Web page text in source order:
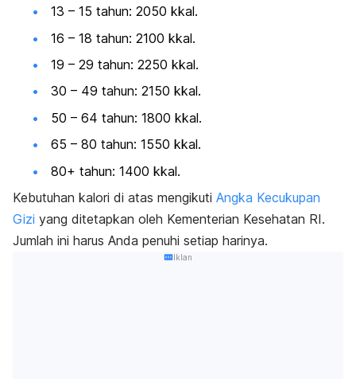
13 – 15 tahun: 2050 kkal.
16 – 18 tahun: 2100 kkal.
19 – 29 tahun: 2250 kkal.
30 – 49 tahun: 2150 kkal.
50 – 64 tahun: 1800 kkal.
65 – 80 tahun: 1550 kkal.
80+ tahun: 1400 kkal.
Kebutuhan kalori di atas mengikuti Angka Kecukupan
Gizi yang ditetapkan oleh Kementerian Kesehatan RI.
Jumlah ini harus Anda penuhi setiap harinya.
Iklan